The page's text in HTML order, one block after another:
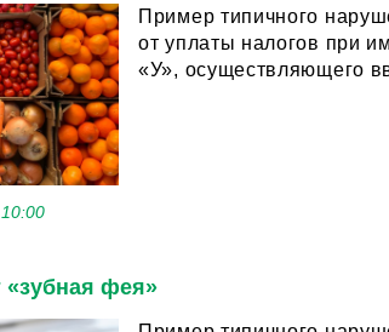
Пример типичного
от уплаты налогов при импорте плодоовощной
«У», осуществляющего
«зубная фея»